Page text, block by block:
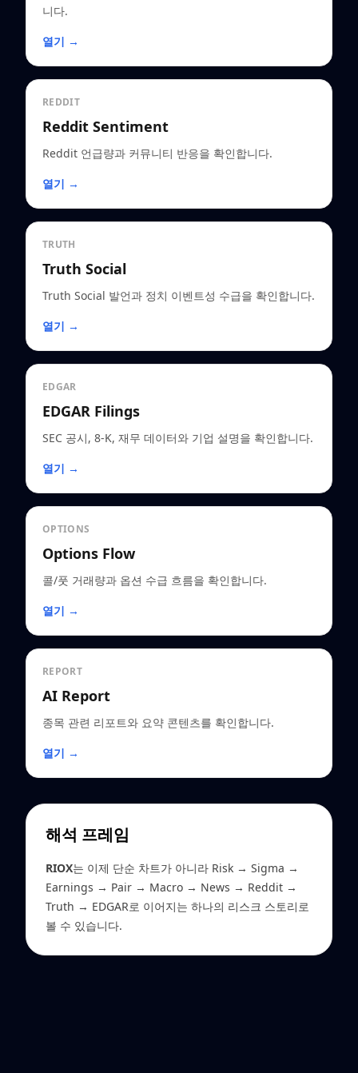
니다.
열기 →
REDDIT
Reddit Sentiment
Reddit 언급량과 커뮤니티 반응을 확인합니다.
열기 →
TRUTH
Truth Social
Truth Social 발언과 정치 이벤트성 수급을 확인합니다.
열기 →
EDGAR
EDGAR Filings
SEC 공시, 8-K, 재무 데이터와 기업 설명을 확인합니다.
열기 →
OPTIONS
Options Flow
콜/풋 거래량과 옵션 수급 흐름을 확인합니다.
열기 →
REPORT
AI Report
종목 관련 리포트와 요약 콘텐츠를 확인합니다.
열기 →
해석 프레임
RIOX는 이제 단순 차트가 아니라 Risk → Sigma →
Earnings → Pair → Macro → News → Reddit →
Truth → EDGAR로 이어지는 하나의 리스크 스토리로
볼 수 있습니다.